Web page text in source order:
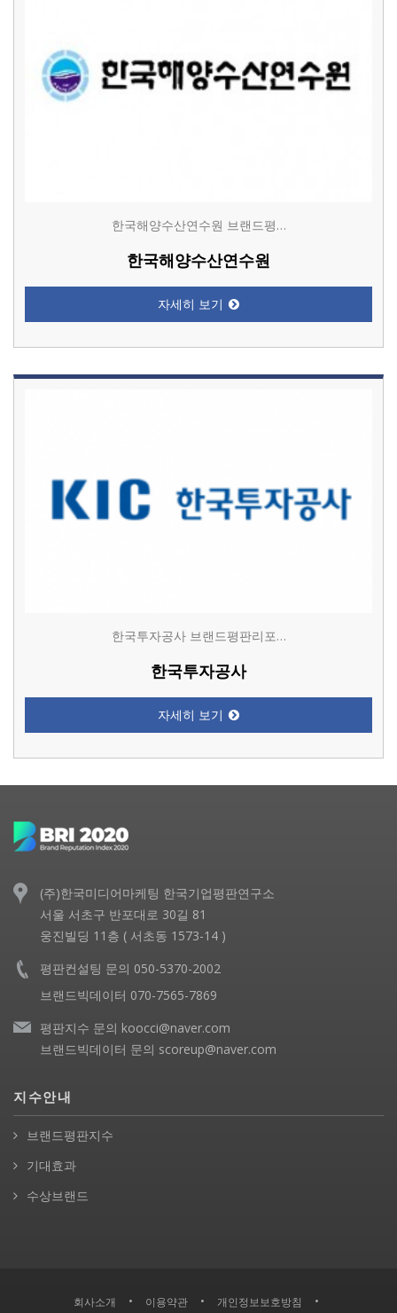
한국해양수산연수원 브랜드평…
한국해양수산연수원
자세히 보기
한국투자공사 브랜드평판리포…
한국투자공사
자세히 보기
(주)한국미디어마케팅 한국기업평판연구소
서울 서초구 반포대로 30길 81
웅진빌딩 11층 ( 서초동 1573-14 )
평판컨설팅 문의 050-5370-2002
브랜드빅데이터 070-7565-7869
평판지수 문의 koocci@naver.com
브랜드빅데이터 문의 scoreup@naver.com
지수안내
브랜드평판지수
기대효과
수상브랜드
회사소개 • 이용약관 • 개인정보보호방침 •